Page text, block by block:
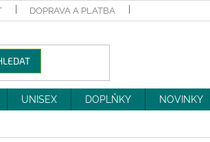
DOPRAVA A PLATBA
UNISEX DOPLŇKY NOVINKY